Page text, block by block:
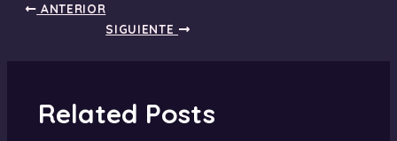
ANTERIOR
SIGUIENTE
Related Posts